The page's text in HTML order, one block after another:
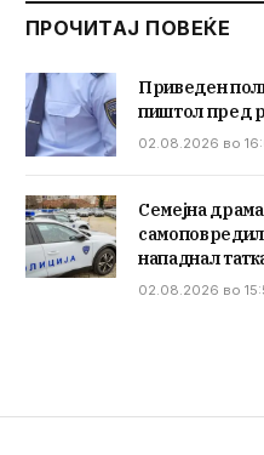
ПРОЧИТАЈ ПОВЕЌЕ
Приведен
пиштол пред
02.08.2026 во
Семејна
нападнал
02.08.2026 во